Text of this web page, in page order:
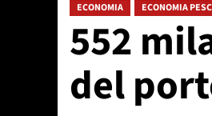
ECONOMIA ECONOMIA
552
del